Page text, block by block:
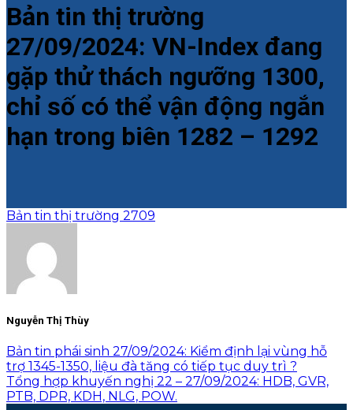
Bản tin thị trường
27/09/2024: VN-Index đang
gặp thử thách ngưỡng 1300,
chỉ số có thể vận động ngắn
hạn trong biên 1282 – 1292
Bản tin thị trường 2709
Nguyễn Thị Thùy
Bản tin phái sinh 27/09/2024: Kiểm định lại vùng hỗ
trợ 1345-1350, liệu đà tăng có tiếp tục duy trì ?
Tổng hợp khuyến nghị 22 – 27/09/2024: HDB, GVR,
PTB, DPR, KDH, NLG, POW.